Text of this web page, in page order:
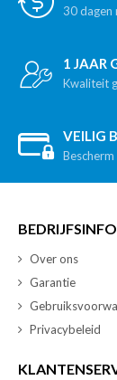
30 dagen
1 JAAR
Kwaliteit
VEILIG
BEDRIJFSINFO
Over ons
Garantie
Privacybeleid